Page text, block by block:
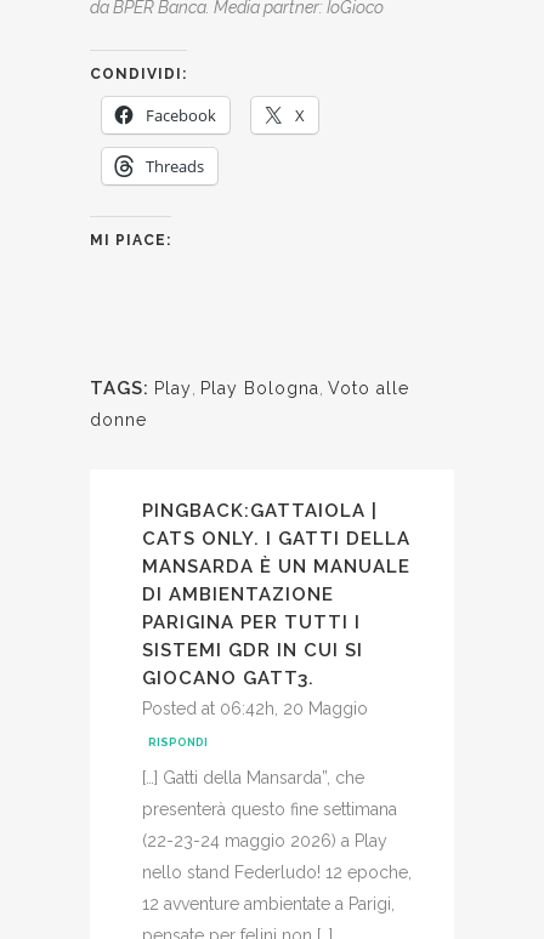
da BPER Banca. Media partner: IoGioco
CONDIVIDI:
Facebook X
Threads
MI PIACE:
TAGS: Play, Play Bologna, Voto alle
donne
PINGBACK:GATTAIOLA |
CATS ONLY. I GATTI DELLA
MANSARDA È UN MANUALE
DI AMBIENTAZIONE
PARIGINA PER TUTTI I
SISTEMI GDR IN CUI SI
GIOCANO GATT3.
Posted at 06:42h, 20 Maggio
RISPONDI
[…] Gatti della Mansarda”, che
presenterà questo fine settimana
(22-23-24 maggio 2026) a Play
nello stand Federludo! 12 epoche,
12 avventure ambientate a Parigi,